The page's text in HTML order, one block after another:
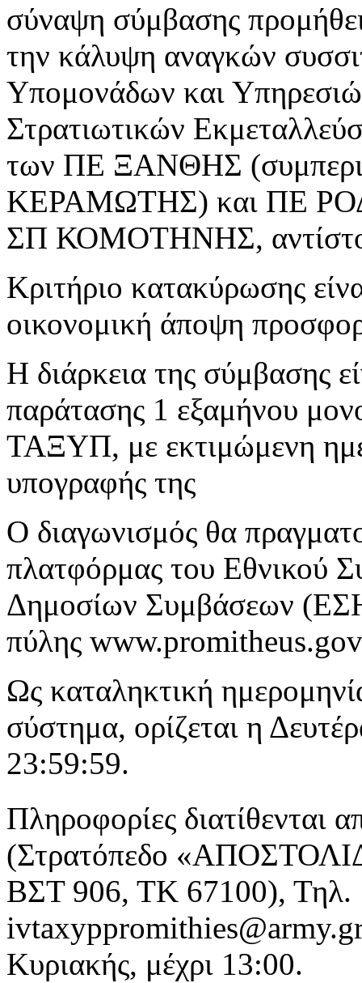
σύναψη σύμβασης
την κάλυψη αναγκών
Υπομονάδων και
Στρατιωτικών
των ΠΕ ΞΑΝΘΗΣ
ΚΕΡΑΜΩΤΗΣ) και ΠΕ
ΣΠ ΚΟΜΟΤΗΝΗΣ,
Κριτήριο κατακύρωσης
οικονομική άποψη
Η διάρκεια της σύμβασης
παράτασης 1 εξαμήνου
ΤΑΞΥΠ, με εκτιμώμενη
υπογραφής της
Ο διαγωνισμός θα
πλατφόρμας του Εθνικού
Δημοσίων Συμβάσεων
πύλης
Ως καταληκτική
σύστημα, ορίζεται η
23:59:59.
Πληροφορίες
(Στρατόπεδο
ΒΣΤ 906, ΤΚ 67100), Τηλ.
Κυριακής, μέχρι 13:00.